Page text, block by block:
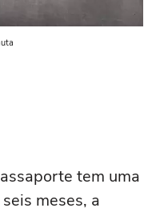
tem uma
meses, a